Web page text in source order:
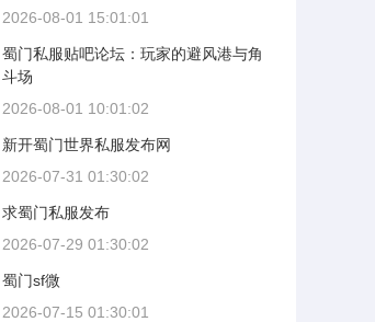
2026-08-01 15:01:01
蜀门私服贴吧论坛：玩家的避风港与角
斗场
2026-08-01 10:01:02
新开蜀门世界私服发布网
2026-07-31 01:30:02
求蜀门私服发布
2026-07-29 01:30:02
蜀门sf微
2026-07-15 01:30:01